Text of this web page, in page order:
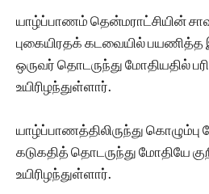
யாழ்ப்பாணம் தென்மராட்சியின்
புகையிரதக் கடவையில் பயணித்த
ஒருவர் தொடருந்து மோதியதில்
உயிரிழந்துள்ளார்.
யாழ்ப்பாணத்திலிருந்து
கடுகதித் தொடருந்து மோதியே
உயிரிழந்துள்ளார்.